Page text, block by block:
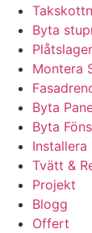
Byta
Montera
Byta
Byta
Installera
Tvätt &
Projekt
Blogg
Offert